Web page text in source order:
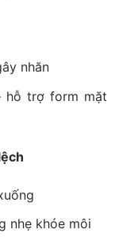
nhăn
hỗ trợ form mặt
nhẹ khóe môi